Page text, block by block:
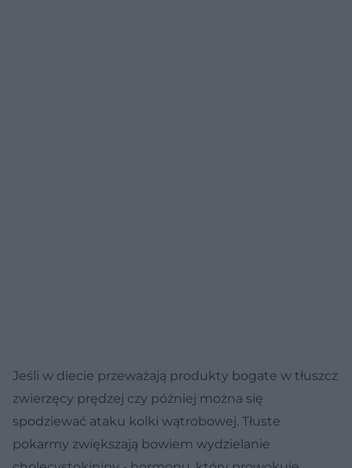
Jeśli w diecie przeważają produkty bogate w tłuszcz
zwierzęcy prędzej czy później można się
spodziewać ataku kolki wątrobowej. Tłuste
pokarmy zwiększają bowiem wydzielanie